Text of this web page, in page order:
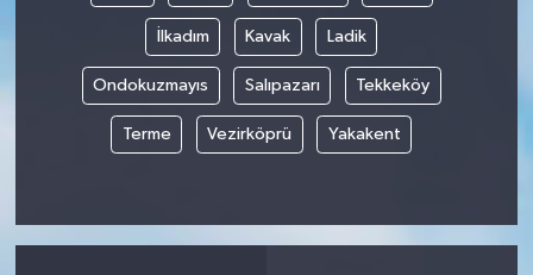
İlkadım Kavak Ladik
Ondokuzmayıs Salıpazarı Tekkeköy
Terme Vezirköprü Yakakent